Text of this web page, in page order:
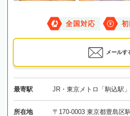
全国対応
メールす
最寄駅 JR・東京メトロ「駒込駅
所在地
〒170-0003 東京都豊島区